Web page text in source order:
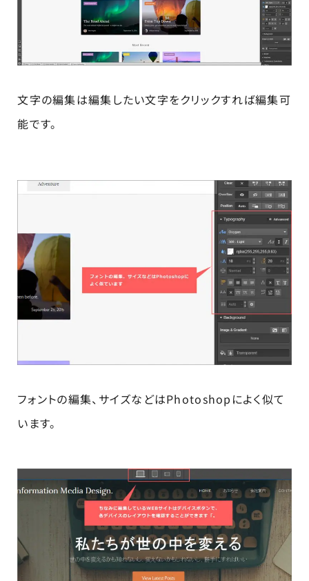
文字の編集は編集したい文字をクリックすれば編集可
能です。
フォントの編集、サイズなどはPhotoshopによく似て
います。